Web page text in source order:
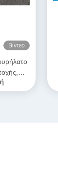
Βίντεο